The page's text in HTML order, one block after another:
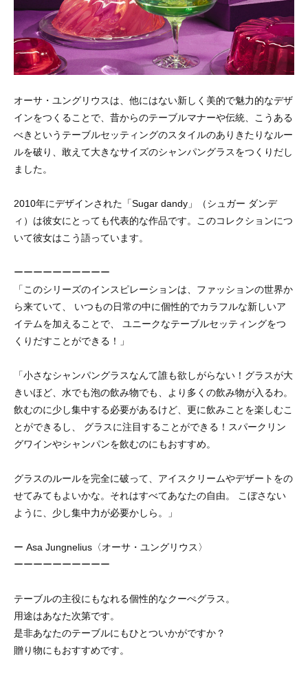
オーサ・ユングリウスは、他にはない新しく美的で魅力的なデザ
インをつくることで、昔からのテーブルマナーや伝統、こうある
べきというテーブルセッティングのスタイルのありきたりなルー
ルを破り、敢えて大きなサイズのシャンパングラスをつくりだし
ました。
2010年にデザインされた「Sugar dandy」（シュガー ダンデ
ィ）は彼女にとっても代表的な作品です。このコレクションにつ
いて彼女はこう語っています。
ーーーーーーーーーー
「このシリーズのインスピレーションは、ファッションの世界か
ら来ていて、 いつもの日常の中に個性的でカラフルな新しいア
イテムを加えることで、 ユニークなテーブルセッティングをつ
くりだすことができる！」
「小さなシャンパングラスなんて誰も欲しがらない！グラスが大
きいほど、水でも泡の飲み物でも、より多くの飲み物が入るわ。
飲むのに少し集中する必要があるけど、更に飲みことを楽しむこ
とができるし、 グラスに注目することができる！スパークリン
グワインやシャンパンを飲むのにもおすすめ。
グラスのルールを完全に破って、アイスクリームやデザートをの
せてみてもよいかな。それはすべてあなたの自由。 こぼさない
ように、少し集中力が必要かしら。」
ー Asa Jungnelius〈オーサ・ユングリウス〉
ーーーーーーーーーー
テーブルの主役にもなれる個性的なクーぺグラス。
用途はあなた次第です。
是非あなたのテーブルにもひとついかがですか？
贈り物にもおすすめです。